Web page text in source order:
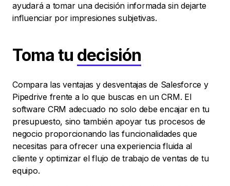
ayudará a tomar una decisión informada sin dejarte
influenciar por impresiones subjetivas.
Toma tu decisión
Compara las ventajas y desventajas de Salesforce y
Pipedrive frente a lo que buscas en un CRM. El
software CRM adecuado no solo debe encajar en tu
presupuesto, sino también apoyar tus procesos de
negocio proporcionando las funcionalidades que
necesitas para ofrecer una experiencia fluida al
cliente y optimizar el flujo de trabajo de ventas de tu
equipo.